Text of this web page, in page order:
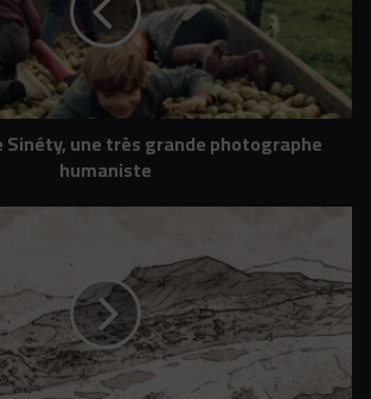
Sinéty, une très grande photographe
humaniste